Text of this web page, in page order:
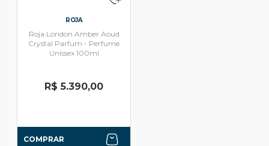
ROJA
Roja London Amber Aoud
Crystal Parfum - Perfume
Unissex 100ml
R$ 5.390,00
COMPRAR